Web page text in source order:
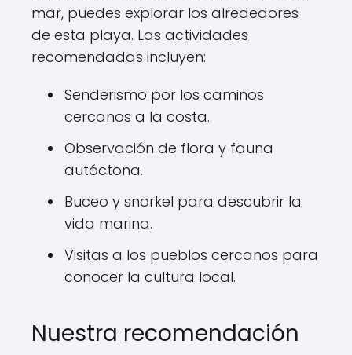
mar, puedes explorar los alrededores
de esta playa. Las actividades
recomendadas incluyen:
Senderismo por los caminos
cercanos a la costa.
Observación de flora y fauna
autóctona.
Buceo y snorkel para descubrir la
vida marina.
Visitas a los pueblos cercanos para
conocer la cultura local.
Nuestra recomendación